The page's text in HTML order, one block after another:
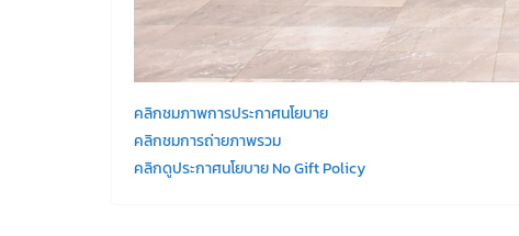
คลิกชมภาพการประกาศนโยบาย
คลิกชมการถ่ายภาพรวม
คลิกดูประกาศนโยบาย No Gift Policy